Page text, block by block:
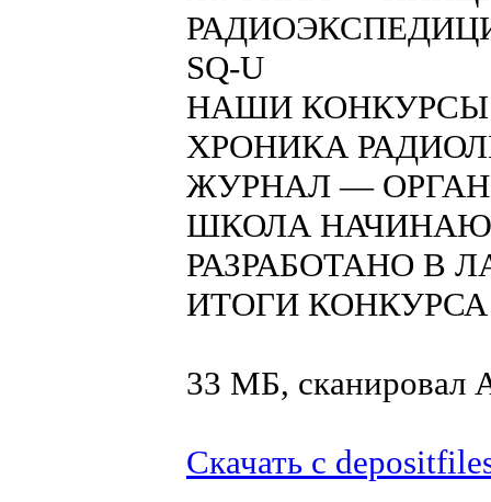
SQ-U
НАШИ
ХРОНИКА
ЖУРНАЛ —
ШКОЛА
РАЗРАБОТАНО В
ИТОГИ КОНКУРСА
33 МБ, сканировал
Скачать с